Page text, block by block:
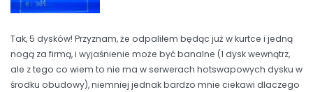
Tak, 5 dysków! Przyznam, że odpaliłem będąc już w kurtce i jedną
nogą za firmą, i wyjaśnienie może być banalne (1 dysk wewnątrz,
ale z tego co wiem to nie ma w serwerach hotswapowych dysku w
środku obudowy), niemniej jednak bardzo mnie ciekawi dlaczego